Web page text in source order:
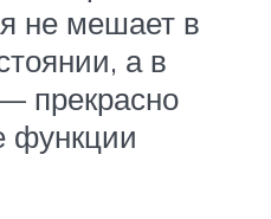
не мешает в
а в
прекрасно
функции